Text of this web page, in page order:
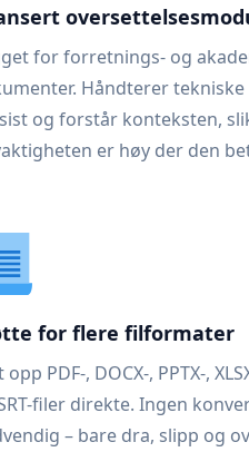
for forretnings- og
Håndterer
og forstår konteksten,
er høy der den
for flere filformater
opp PDF-, DOCX-, PPTX-,
filer direkte. Ingen
– bare dra, slipp og